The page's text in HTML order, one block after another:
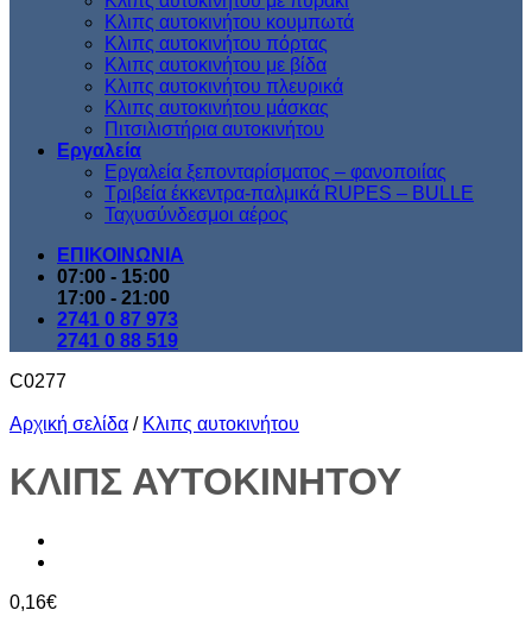
Kλιπς αυτοκινήτου κουμπωτά
Κλιπς αυτοκινήτου πόρτας
Κλιπς αυτοκινήτου με βίδα
Kλιπς αυτοκινήτου πλευρικά
Kλιπς αυτοκινήτου μάσκας
Πιτσιλιστήρια αυτοκινήτου
Εργαλεία
Εργαλεία ξεπονταρίσματος – φανοποιίας
Τριβεία έκκεντρα-παλμικά RUPES – BULLE
Ταχυσύνδεσμοι αέρος
ΕΠΙΚΟΙΝΩΝΙΑ
07:00 - 15:00
17:00 - 21:00
2741 0 87 973
2741 0 88 519
C0277
Αρχική σελίδα / Κλιπς αυτοκινήτου
ΚΛΙΠΣ ΑΥΤΟΚΙΝΗΤΟΥ
0,16€